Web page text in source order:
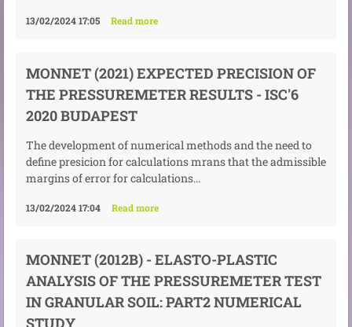
13/02/2024 17:05 Read more
MONNET (2021) EXPECTED PRECISION OF
THE PRESSUREMETER RESULTS - ISC'6
2020 BUDAPEST
The development of numerical methods and the need to
define presicion for calculations mrans that the admissible
margins of error for calculations...
13/02/2024 17:04 Read more
MONNET (2012B) - ELASTO-PLASTIC
ANALYSIS OF THE PRESSUREMETER TEST
IN GRANULAR SOIL: PART2 NUMERICAL
STUDY